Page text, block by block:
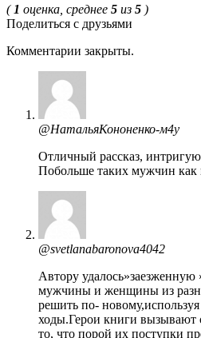
( 1 оценка, среднее 5 из 5 )
Поделиться с друзьями
Комментарии закрыты.
@НатальяКононенко-м4у
Отличный рассказ,
Побольше таких мужчин как
@svetlanabaronova4042
Автору
мужчины и женщины из
решить по-
ходы.Герои книги вызывают
то, что порой их поступки